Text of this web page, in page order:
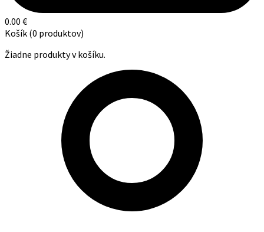
0.00 €
Košík (0 produktov)
Žiadne produkty v košíku.